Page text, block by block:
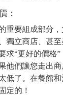
：
重要組成部分
獨立商店、甚
求“更好的價格
他們讓您走出
低了。在餐館
定的！